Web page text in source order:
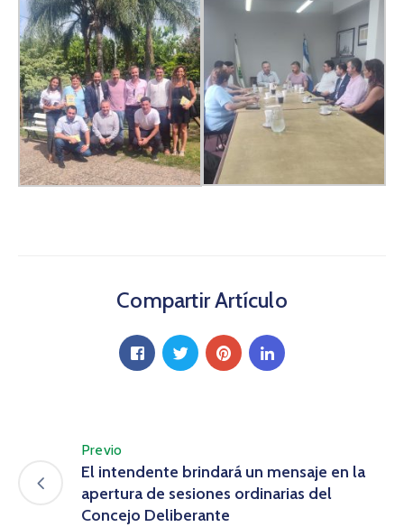
Compartir Artículo
Previo
El intendente brindará un mensaje en la
apertura de sesiones ordinarias del
Concejo Deliberante